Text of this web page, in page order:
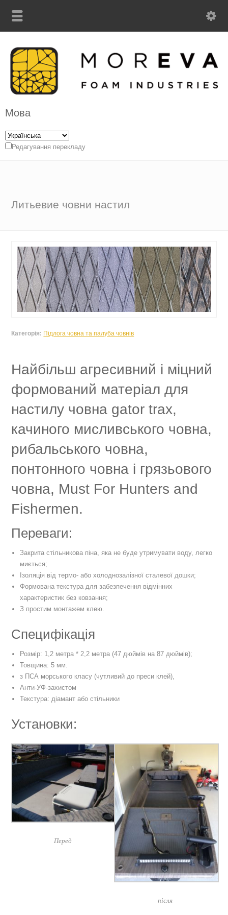
Мова
Редагування перекладу
Литьевие човни настил
Категорія: Підлога човна та палуба човнів
Найбільш агресивний і міцний
формований матеріал для
настилу човна gator trax,
качиного мисливського човна,
рибальського човна,
понтонного човна і грязьового
човна, Must For Hunters and
Fishermen.
Переваги:
Закрита стільникова піна, яка не буде утримувати воду, легко
миється;
Ізоляція від термо- або холоднозалізної сталевої дошки;
Формована текстура для забезпечення відмінних
характеристик без ковзання;
З простим монтажем клею.
Специфікація
Розмір: 1,2 метра * 2,2 метра (47 дюймів на 87 дюймів);
Товщина: 5 мм.
з ПСА морського класу (чутливий до преси клей),
Анти-УФ-захистом
Текстура: діамант або стільники
Установки:
Перед
після